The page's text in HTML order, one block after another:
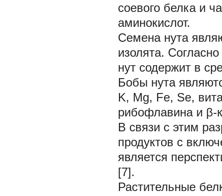
соевого белка и
аминокислот.
Семена нута
изолята.
нут содержит в
Бобы нута
K, Mg, Fe, Se,
рибофлавина и β-
В связи с этим
продуктов с
является
[7].
Растительные